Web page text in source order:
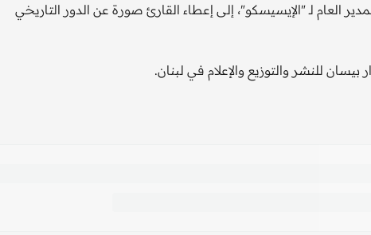
العام لـ "الإيسيسكو"، إلى إعطاء القارئ صورة عن الدور التاريخي
للنشر والتوزيع والإعلام في لبنان.